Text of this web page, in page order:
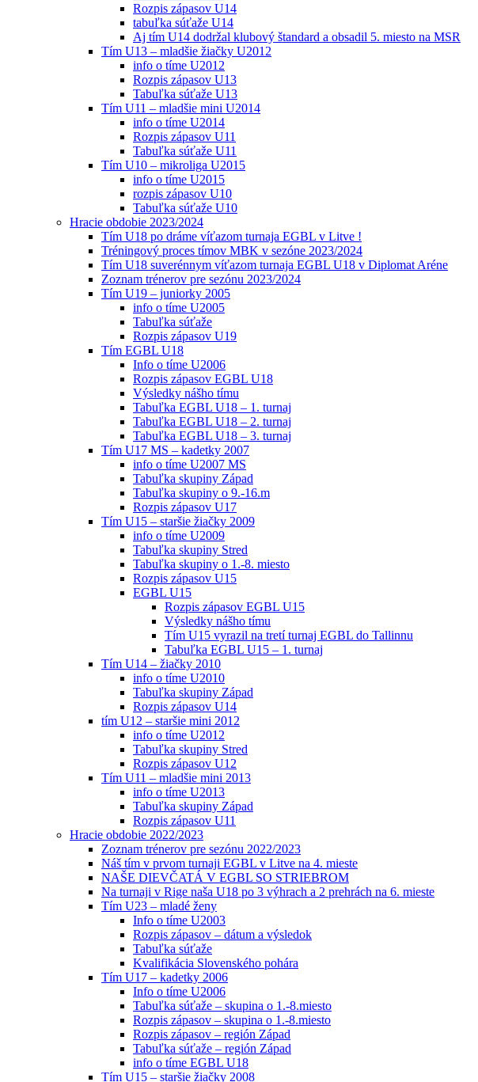
Rozpis zápasov U14
tabuľka súťaže U14
Aj tím U14 dodržal klubový štandard a obsadil 5. miesto na MSR
Tím U13 – mladšie žiačky U2012
info o tíme U2012
Rozpis zápasov U13
Tabuľka súťaže U13
Tím U11 – mladšie mini U2014
info o tíme U2014
Rozpis zápasov U11
Tabuľka súťaže U11
Tím U10 – mikroliga U2015
info o tíme U2015
rozpis zápasov U10
Tabuľka súťaže U10
Hracie obdobie 2023/2024
Tím U18 po dráme víťazom turnaja EGBL v Litve !
Tréningový proces tímov MBK v sezóne 2023/2024
Tím U18 suverénnym víťazom turnaja EGBL U18 v Diplomat Aréne
Zoznam trénerov pre sezónu 2023/2024
Tím U19 – juniorky 2005
info o tíme U2005
Tabuľka súťaže
Rozpis zápasov U19
Tím EGBL U18
Info o tíme U2006
Rozpis zápasov EGBL U18
Výsledky nášho tímu
Tabuľka EGBL U18 – 1. turnaj
Tabuľka EGBL U18 – 2. turnaj
Tabuľka EGBL U18 – 3. turnaj
Tím U17 MS – kadetky 2007
info o tíme U2007 MS
Tabuľka skupiny Západ
Tabuľka skupiny o 9.-16.m
Rozpis zápasov U17
Tím U15 – staršie žiačky 2009
info o tíme U2009
Tabuľka skupiny Stred
Tabuľka skupiny o 1.-8. miesto
Rozpis zápasov U15
EGBL U15
Rozpis zápasov EGBL U15
Výsledky nášho tímu
Tím U15 vyrazil na tretí turnaj EGBL do Tallinnu
Tabuľka EGBL U15 – 1. turnaj
Tím U14 – žiačky 2010
info o tíme U2010
Tabuľka skupiny Západ
Rozpis zápasov U14
tím U12 – staršie mini 2012
info o tíme U2012
Tabuľka skupiny Stred
Rozpis zápasov U12
Tím U11 – mladšie mini 2013
info o tíme U2013
Tabuľka skupiny Západ
Rozpis zápasov U11
Hracie obdobie 2022/2023
Zoznam trénerov pre sezónu 2022/2023
Náš tím v prvom turnaji EGBL v Litve na 4. mieste
NAŠE DIEVČATÁ V EGBL SO STRIEBROM
Na turnaji v Rige naša U18 po 3 výhrach a 2 prehrách na 6. mieste
Tím U23 – mladé ženy
Info o tíme U2003
Rozpis zápasov – dátum a výsledok
Tabuľka súťaže
Kvalifikácia Slovenského pohára
Tím U17 – kadetky 2006
Info o tíme U2006
Tabuľka súťaže – skupina o 1.-8.miesto
Rozpis zápasov – skupina o 1.-8.miesto
Rozpis zápasov – región Západ
Tabuľka súťaže – región Západ
info o tíme EGBL U18
Tím U15 – staršie žiačky 2008